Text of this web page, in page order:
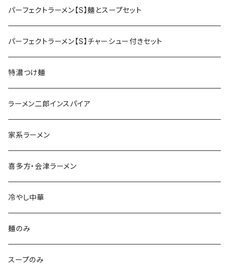
パーフェクトラーメン【S】麺とスープセット
パーフェクトラーメン【S】チャーシュー付きセット
特濃つけ麺
ラーメン二郎インスパイア
家系ラーメン
喜多方・会津ラーメン
冷やし中華
麺のみ
スープのみ